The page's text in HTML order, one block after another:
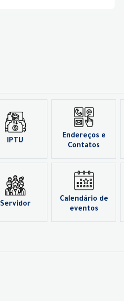
IPTU
Endereços e
Contatos
Servidor
Calendário de
eventos